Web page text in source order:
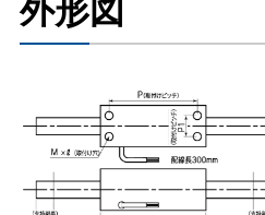
外形図